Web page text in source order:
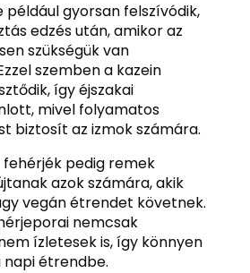
például gyorsan felszívódik,
edzés után, amikor az
szükségük van
szemben a kazein
így éjszakai
mivel folyamatos
biztosít az izmok számára.
fehérjék pedig remek
azok számára, akik
vegán étrendet követnek.
nemcsak
ízletesek is, így könnyen
étrendbe.